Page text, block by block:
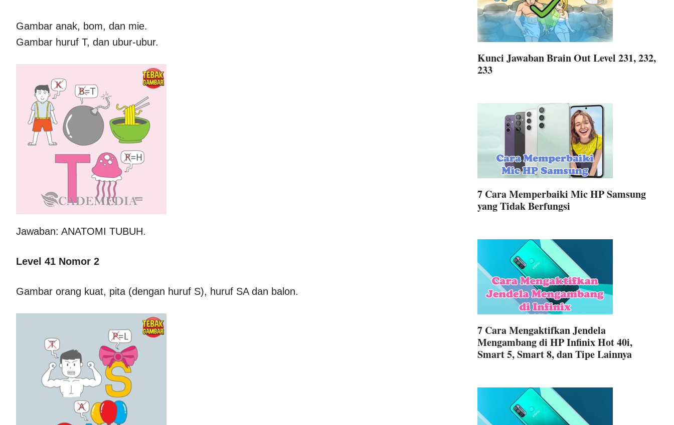
Gambar anak, bom, dan mie.
Gambar huruf T, dan ubur-ubur.
Jawaban: ANATOMI TUBUH.
Level 41 Nomor 2
Gambar orang kuat, pita (dengan huruf S), huruf SA dan balon.
Kunci Jawaban Brain Out Level 231, 232,
233
7 Cara Memperbaiki Mic HP Samsung
yang Tidak Berfungsi
7 Cara Mengaktifkan Jendela
Mengambang di HP Infinix Hot 40i,
Smart 5, Smart 8, dan Tipe Lainnya